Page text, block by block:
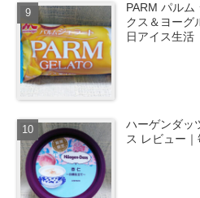
PARM パル
クス＆ヨーグ
日アイス生活
ハーゲンダッ
ス レビュー